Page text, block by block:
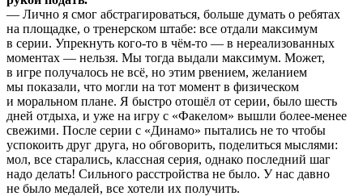
— Лично я смог абстрагироваться, больше думать о ребятах
на площадке, о тренерском штабе: все отдали максимум
в серии. Упрекнуть кого-то в чём-то — в нереализованных
моментах — нельзя. Мы тогда выдали максимум. Может,
в игре получалось не всё, но этим рвением, желанием
мы показали, что могли на тот момент в физическом
и моральном плане. Я быстро отошёл от серии, было шесть
дней отдыха, и уже на игру с «Факелом» вышли более-менее
свежими. После серии с «Динамо» пытались не то чтобы
успокоить друг друга, но обговорить, поделиться мыслями:
мол, все старались, классная серия, однако последний шаг
надо делать! Сильного расстройства не было. У нас давно
не было медалей, все хотели их получить.